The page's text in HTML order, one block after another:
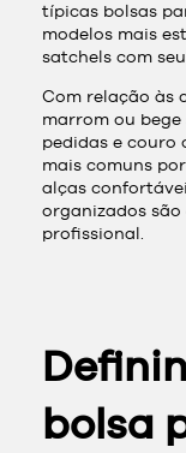
típicas bolsas
modelos mais
satchels com
Com relação às
marrom ou
pedidas e couro
mais comuns
alças
organizados
profissional.
bolsa